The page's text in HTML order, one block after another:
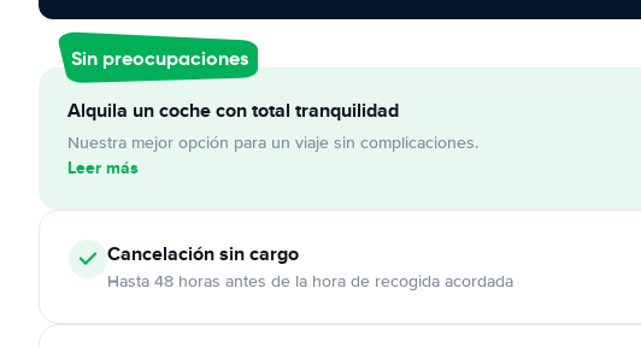
Sin preocupaciones
Alquila un coche con total tranquilidad
Nuestra mejor opción para un viaje sin complicaciones.
Leer más
Cancelaciónsin cargo
Hasta 48 horas antes de la hora de recogida acordada